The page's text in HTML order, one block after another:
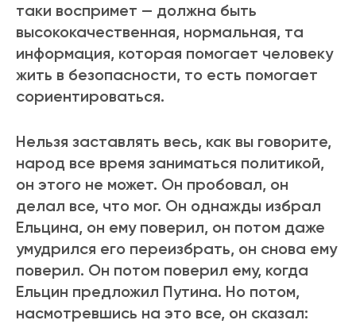
таки воспримет — должна быть
высококачественная, нормальная, та
информация, которая помогает человеку
жить в безопасности, то есть помогает
сориентироваться.
Нельзя заставлять весь, как вы говорите,
народ все время заниматься политикой,
он этого не может. Он пробовал, он
делал все, что мог. Он однажды избрал
Ельцина, он ему поверил, он потом даже
умудрился его переизбрать, он снова ему
поверил. Он потом поверил ему, когда
Ельцин предложил Путина. Но потом,
насмотревшись на это все, он сказал: